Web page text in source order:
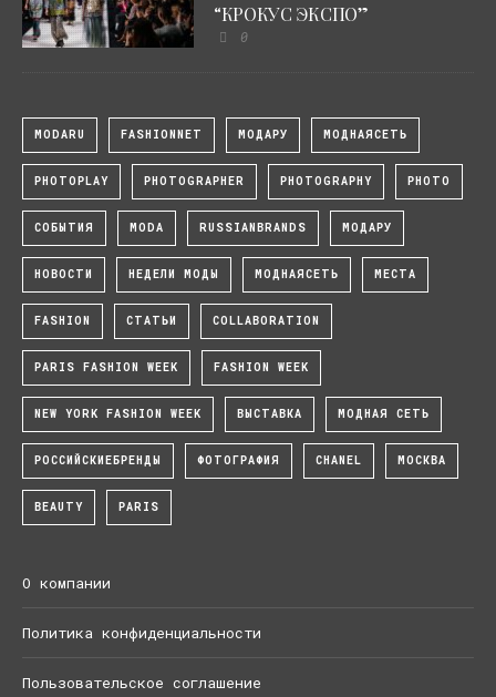
“КРОКУС ЭКСПО”
0
MODARU FASHIONNET МОДАРУ МОДНАЯСЕТЬ
PHOTOPLAY PHOTOGRAPHER PHOTOGRAPHY PHOTO
СОБЫТИЯ MODA RUSSIANBRANDS МОДАРУ
НОВОСТИ НЕДЕЛИ МОДЫ МОДНАЯСЕТЬ МЕСТА
FASHION СТАТЬИ COLLABORATION
PARIS FASHION WEEK FASHION WEEK
NEW YORK FASHION WEEK ВЫСТАВКА МОДНАЯ СЕТЬ
РОССИЙСКИЕБРЕНДЫ ФОТОГРАФИЯ CHANEL МОСКВА
BEAUTY PARIS
О компании
Политика конфиденциальности
Пользовательское соглашение